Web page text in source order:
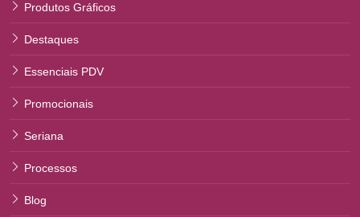
Produtos Gráficos
Destaques
Essenciais PDV
Promocionais
Seriana
Processos
Blog